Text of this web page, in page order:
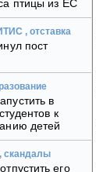
птицы из ЕС
, отставка
пост
в
к
детей
, скандалы
его